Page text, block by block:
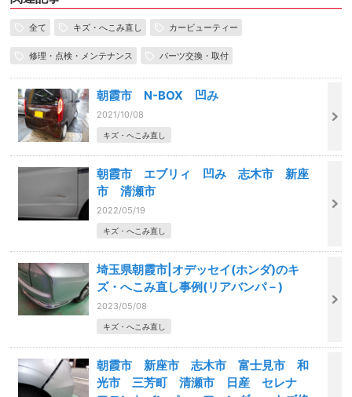
全て キズ・へこみ直し カービューティー
修理・点検・メンテナンス パーツ交換・取付
朝霞市 N-BOX 凹み
2021/10/08
キズ・へこみ直し
朝霞市 エブリィ 凹み 志木市 新座
市 清瀬市
2022/05/19
キズ・へこみ直し
埼玉県朝霞市|オデッセイ(ホンダ)のキ
ズ・へこみ直し事例(リアバンパ－)
2023/05/08
キズ・へこみ直し
朝霞市 新座市 志木市 富士見市 和
光市 三芳町 清瀬市 日産 セレナ